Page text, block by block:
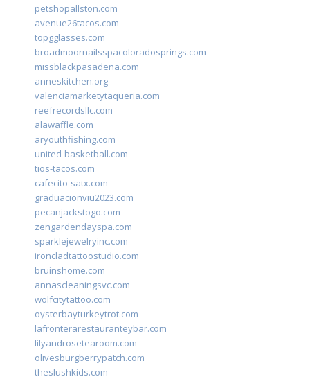
petshopallston.com
avenue26tacos.com
topgglasses.com
broadmoornailsspacoloradosprings.com
missblackpasadena.com
anneskitchen.org
valenciamarketytaqueria.com
reefrecordsllc.com
alawaffle.com
aryouthfishing.com
united-basketball.com
tios-tacos.com
cafecito-satx.com
graduacionviu2023.com
pecanjackstogo.com
zengardendayspa.com
sparklejewelryinc.com
ironcladtattoostudio.com
bruinshome.com
annascleaningsvc.com
wolfcitytattoo.com
oysterbayturkeytrot.com
lafronterarestauranteybar.com
lilyandrosetearoom.com
olivesburgberrypatch.com
theslushkids.com